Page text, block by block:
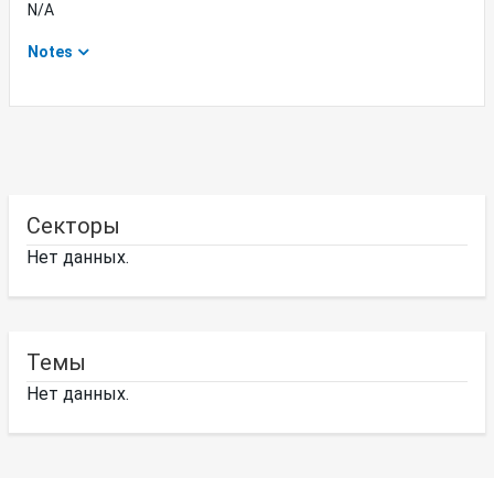
N/A
Notes
Секторы
Нет данных.
Темы
Нет данных.